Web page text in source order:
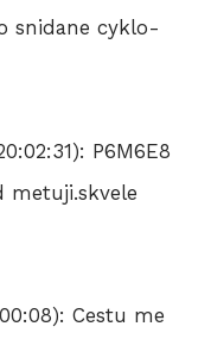
snidane cyklo-
P6M6E8
metuji.skvele
Cestu me